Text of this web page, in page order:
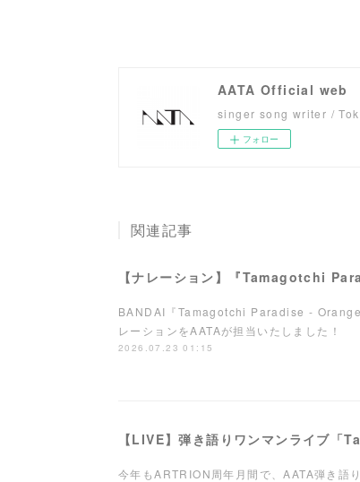
AATA Official web
singer song writer /
フォロー
関連記事
BANDAI『Tamagotchi Paradise -
レーションをAATAが担当いたしました！
2026.07.23 01:15
今年もARTRION周年月間で、AATA弾き語